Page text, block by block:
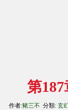
第
作者:豬三不 分類: 玄